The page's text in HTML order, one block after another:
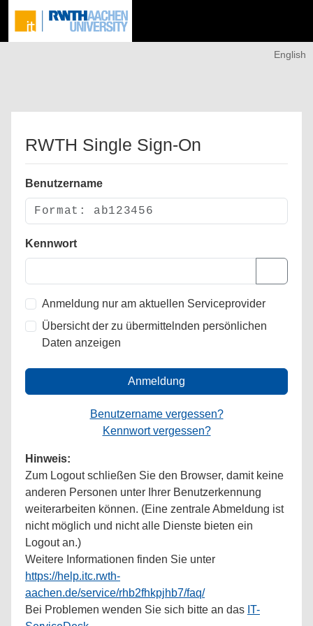
English
RWTH Single Sign-On
Benutzername
Kennwort
Anmeldung nur am aktuellen Serviceprovider
Übersicht der zu übermittelnden persönlichen
Daten anzeigen
Anmeldung
Benutzername vergessen?
Kennwort vergessen?
Hinweis:
Zum Logout schließen Sie den Browser, damit keine
anderen Personen unter Ihrer Benutzerkennung
weiterarbeiten können. (Eine zentrale Abmeldung ist
nicht möglich und nicht alle Dienste bieten ein
Logout an.)
Weitere Informationen finden Sie unter
https://help.itc.rwth-
aachen.de/service/rhb2fhkpjhb7/faq/
Bei Problemen wenden Sie sich bitte an das IT-